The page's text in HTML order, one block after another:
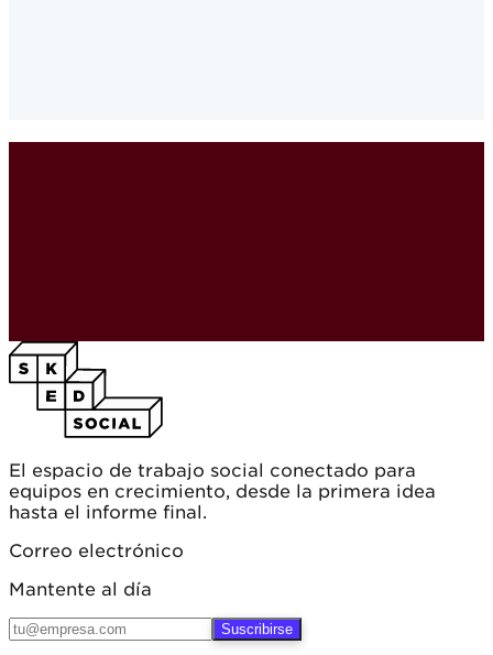
El espacio de trabajo social conectado para
equipos en crecimiento, desde la primera idea
hasta el informe final.
Correo electrónico
Mantente al día
Suscribirse